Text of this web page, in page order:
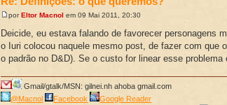
porEltor Macnol em 09 Mai 2011, 20:30
Deicide, eu estava falando de favorecer personagens
o Iuri colocou naquele mesmo post, de fazer com que
o padrão no D&D). Se o custo for linear esse problema
Gmail/gtalk/MSN: gilnei.nh ahoba gmail.com
@Macnol
Facebook Google Reader